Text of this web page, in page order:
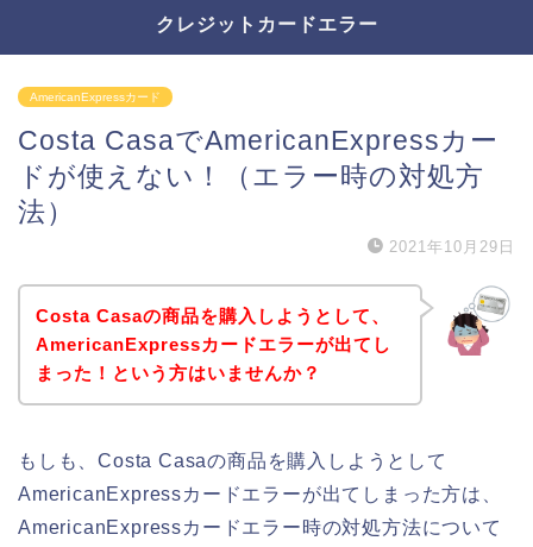
クレジットカードエラー
AmericanExpressカード
Costa CasaでAmericanExpressカー
ドが使えない！（エラー時の対処方
法）
2021年10月29日
Costa Casaの商品を購入しようとして、
AmericanExpressカードエラーが出てし
まった！という方はいませんか？
もしも、Costa Casaの商品を購入しようとして
AmericanExpressカードエラーが出てしまった方は、
AmericanExpressカードエラー時の対処方法について